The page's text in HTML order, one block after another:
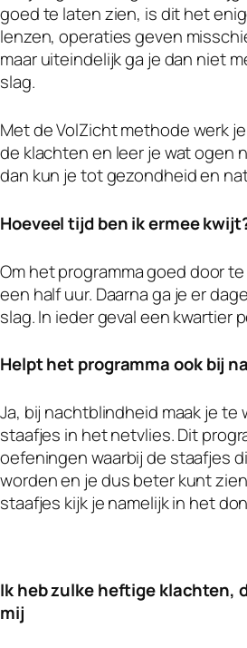
goed te laten zien, is dit het
lenzen, operaties geven
maar uiteindelijk ga je dan niet
slag.
Met de VolZicht methode werk
de klachten en leer je wat ogen
dan kun je tot gezondheid en
Hoeveel tijd ben ik ermee
Om het programma goed door
een half uur. Daarna ga je er
slag. In ieder geval een kwartier
Helpt hetprogrammaook bij
Ja, bij nachtblindheid maak je te
staafjes in het netvlies. Dit
oefeningen waarbij de staafjes
worden en je dus beter kunt
staafjes kijk je namelijk in het
Ik heb zulke heftige klachten,
mij